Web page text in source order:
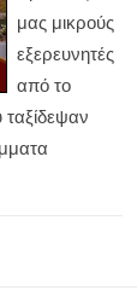
μας μικρούς
εξερευνητές
από το